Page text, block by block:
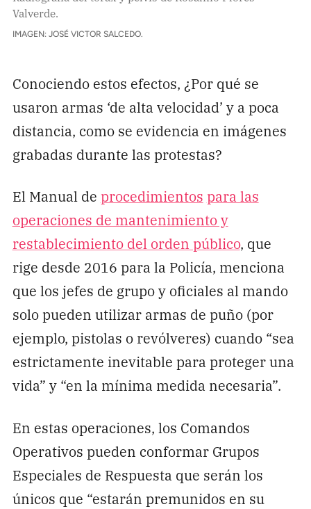
Valverde.
IMAGEN: JOSÉ VICTOR SALCEDO.
Conociendo estos efectos, ¿Por qué se
usaron armas ‘de alta velocidad’ y a poca
distancia, como se evidencia en imágenes
grabadas durante las protestas?
El Manual de procedimientos para las
operaciones de mantenimiento y
restablecimiento del orden público, que
rige desde 2016 para la Policía, menciona
que los jefes de grupo y oficiales al mando
solo pueden utilizar armas de puño (por
ejemplo, pistolas o revólveres) cuando “sea
estrictamente inevitable para proteger una
vida” y “en la mínima medida necesaria”.
En estas operaciones, los Comandos
Operativos pueden conformar Grupos
Especiales de Respuesta que serán los
únicos que “estarán premunidos en su